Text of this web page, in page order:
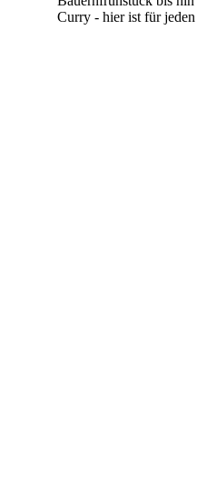
Curry - hier ist für